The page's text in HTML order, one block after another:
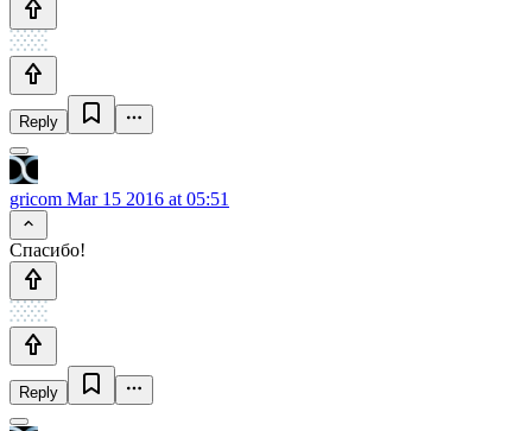
Reply
gricom Mar 15 2016 at 05:51
Спасибо!
Reply